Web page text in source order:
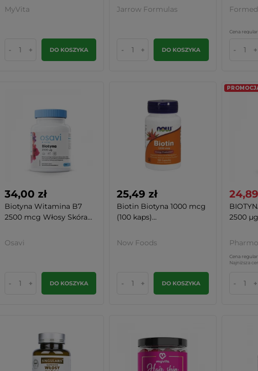
MyVita
- + DO KOSZYKA
Jarrow Formulas
- + DO KOSZYKA
Cena
- +
34,00 zł
Biotyna Witamina B7
2500 mcg Włosy Skóra...
Osavi
- + DO KOSZYKA
25,49 zł
Biotin Biotyna 1000 mcg
(100 kaps)...
Now Foods
- + DO KOSZYKA
2500
Cena
Najniższa
- +